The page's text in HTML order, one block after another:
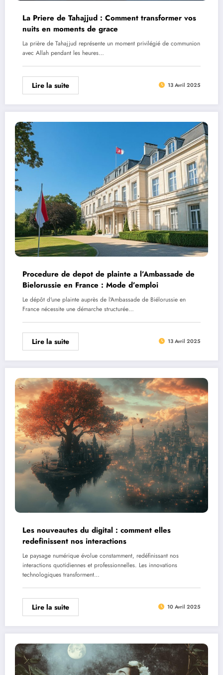
La Priere de Tahajjud : Comment transformer vos
nuits en moments de grace
La prière de Tahajjud représente un moment privilégié de communion
avec Allah pendant les heures…
Lire la suite 13 Avril 2025
Procedure de depot de plainte a l’Ambassade de
Bielorussie en France : Mode d’emploi
Le dépôt d'une plainte auprès de l'Ambassade de Biélorussie en
France nécessite une démarche structurée…
Lire la suite 13 Avril 2025
Les nouveautes du digital : comment elles
redefinissent nos interactions
Le paysage numérique évolue constamment, redéfinissant nos
interactions quotidiennes et professionnelles. Les innovations
technologiques transforment…
Lire la suite 10 Avril 2025